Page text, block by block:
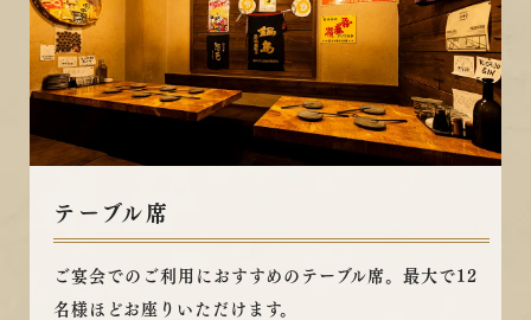
テーブル席
ご宴会でのご利用におすすめのテーブル席。最大で12
名様ほどお座りいただけます。